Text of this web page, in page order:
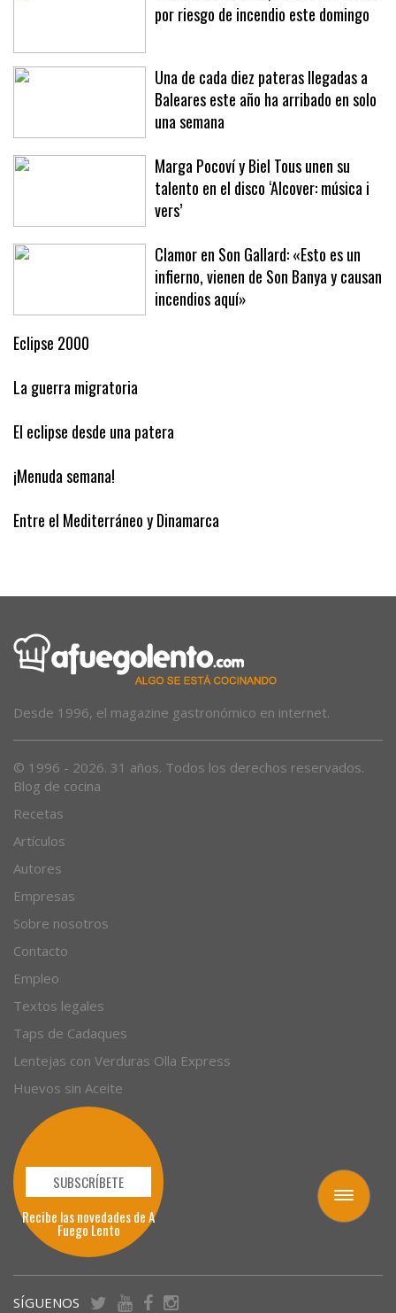
Toggle
navigation
Casi todas las Islas, en alerta máxima
Una de cada diez pateras llegadas a
Baleares este año ha arribado en solo
una semana
Marga Pocoví y Biel Tous unen su
talento en el disco ‘Alcover: música i
vers’
Clamor en Son Gallard: «Esto es un
infierno, vienen de Son Banya y causan
Eclipse 2000
La guerra migratoria
El eclipse desde una patera
¡Menuda semana!
Blog de cocina
Recetas
Artículos
Autores
Empresas
Sobre nosotros
Contacto
Empleo
Textos legales
Taps de Cadaques
Lentejas con Verduras Olla Express
Huevos sin Aceite
SUBSCRÍBETE
Recibe las novedades de A